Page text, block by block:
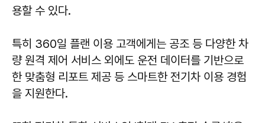
용할 수 있다.
특히 360일 플랜 이용 고객에게는 공조 등 다양한 차
량 원격 제어 서비스 외에도 운전 데이터를 기반으로
한 맞춤형 리포트 제공 등 스마트한 전기차 이용 경험
을 지원한다.